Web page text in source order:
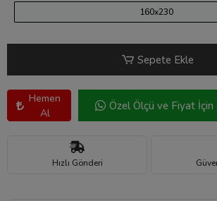
160x230
Sepete Ekle
Hemen
Al
Özel Ölçü ve Fiyat İçin
Hızlı Gönderi